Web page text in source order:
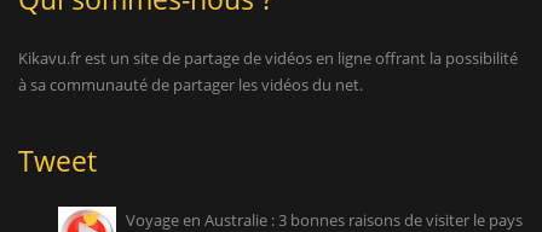
Kikavu.fr est un site de partage de vidéos en ligne offrant la possibilité
à sa communauté de partager les vidéos du net.
Tweet
Voyage en Australie : 3 bonnes raisons de visiter le pays